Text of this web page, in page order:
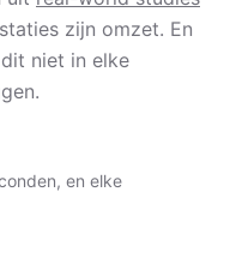
zijn omzet. En
dit niet in elke
en elke